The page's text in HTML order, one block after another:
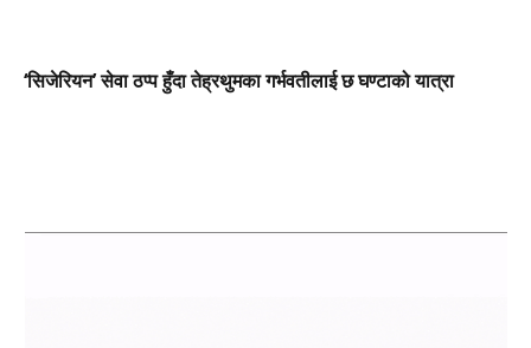
‘सिजेरियन’ सेवा ठप्प हुँदा तेह्रथुमका गर्भवतीलाई छ घण्टाको यात्रा